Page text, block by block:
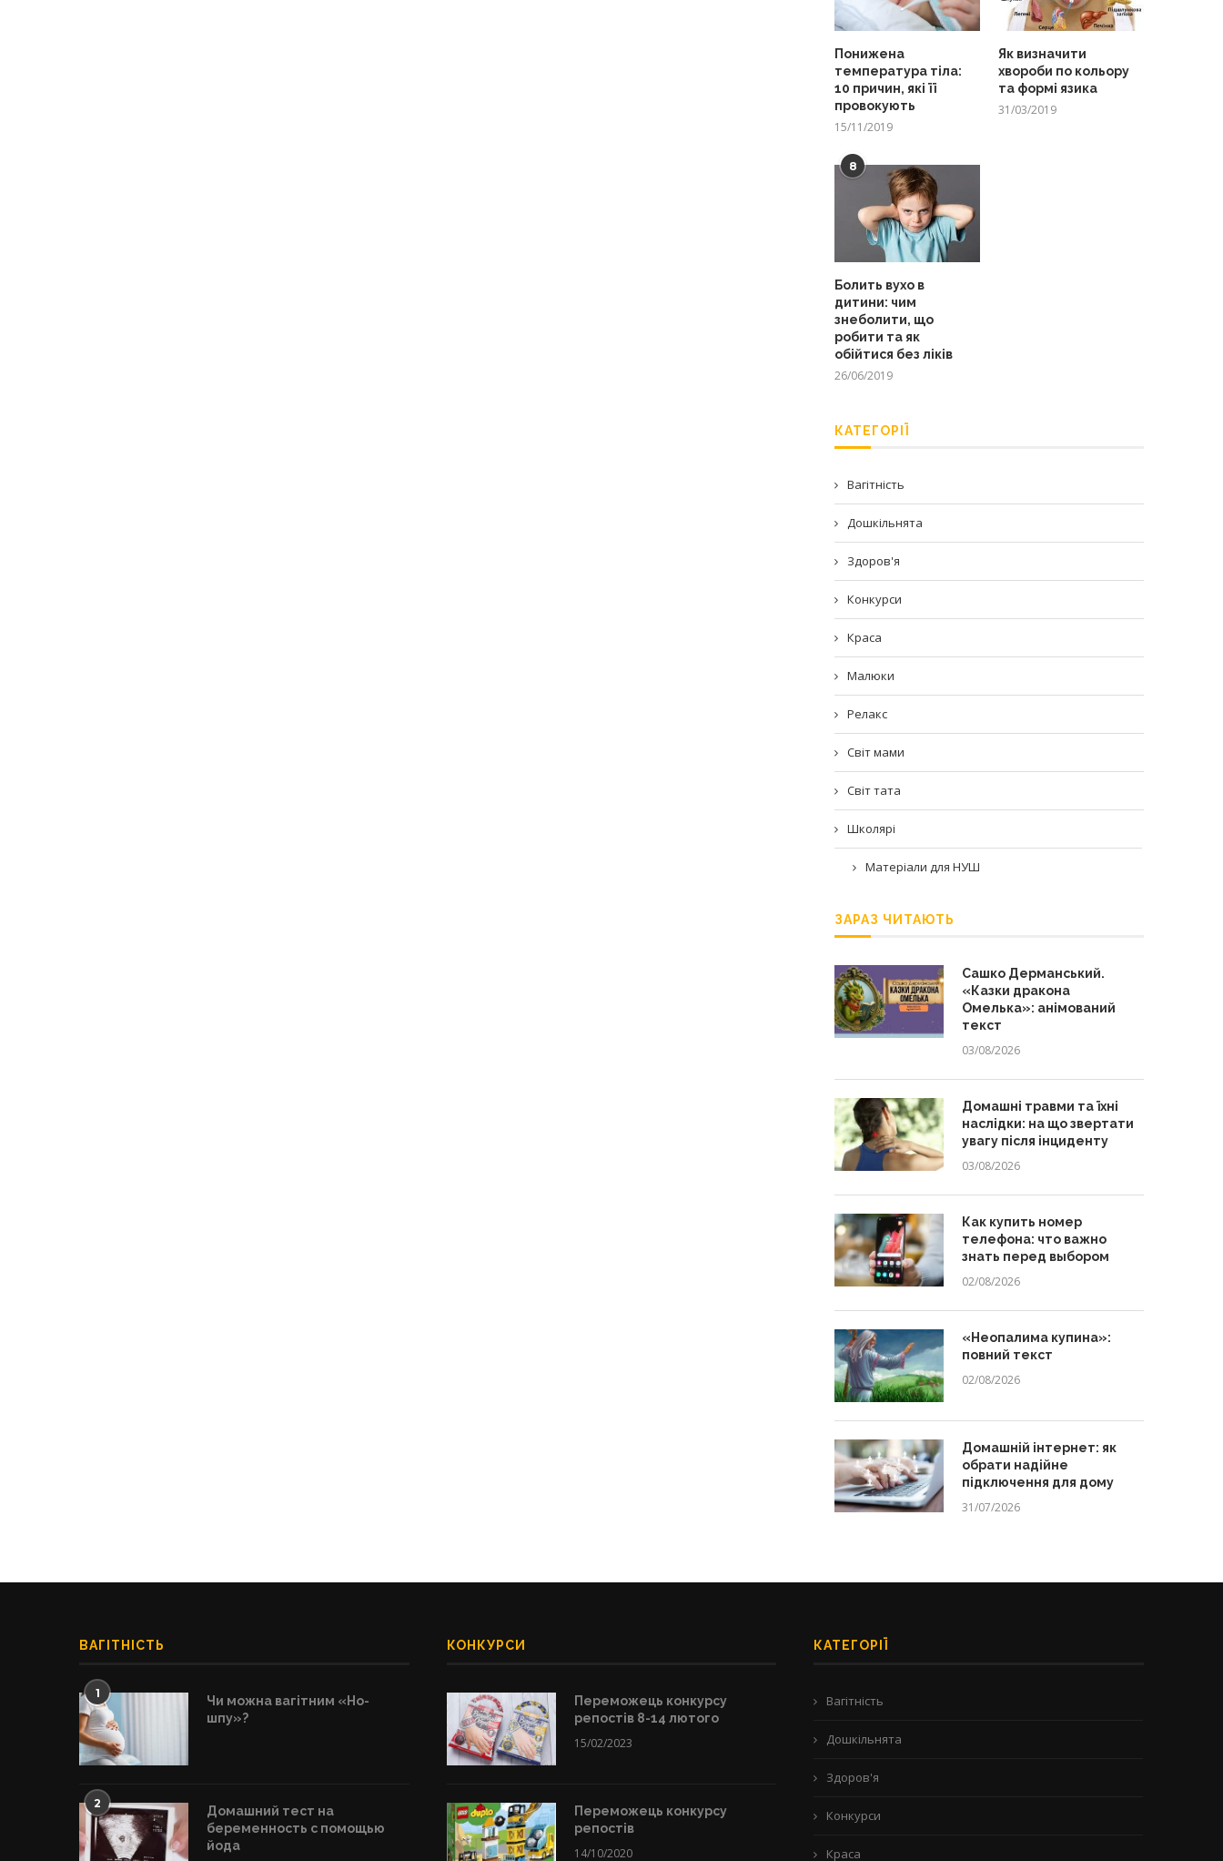
Понижена
температура тіла:
10 причин, які її
провокують
15/11/2019
Як визначити
хвороби по кольору
та формі язика
31/03/2019
8
Болить вухо в
дитини: чим
знеболити, що
робити та як
обійтися без ліків
26/06/2019
КАТЕГОРІЇ
Вагітність
Дошкільнята
Здоров'я
Конкурси
Краса
Малюки
Релакс
Світ мами
Світ тата
Школярі
Матеріали для НУШ
ЗАРАЗ ЧИТАЮТЬ
Сашко Дерманський.
«Казки дракона
Омелька»: анімований
текст
03/08/2026
Домашні травми та їхні
наслідки: на що звертати
увагу після інциденту
03/08/2026
Как купить номер
телефона: что важно
знать перед выбором
02/08/2026
«Неопалима купина»:
повний текст
02/08/2026
Домашній інтернет: як
обрати надійне
підключення для дому
31/07/2026
ВАГІТНІСТЬ
1
Чи можна вагітним «Но-
шпу»?
2
Домашний тест на
беременность с помощью
йода
КОНКУРСИ
Переможець конкурсу
репостів 8-14 лютого
15/02/2023
Переможець конкурсу
репостів
14/10/2020
КАТЕГОРІЇ
Вагітність
Дошкільнята
Здоров'я
Конкурси
Краса